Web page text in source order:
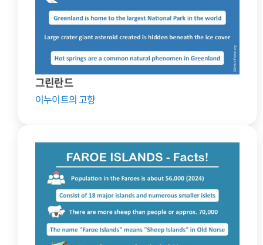
그린란드
이누이트의 고향